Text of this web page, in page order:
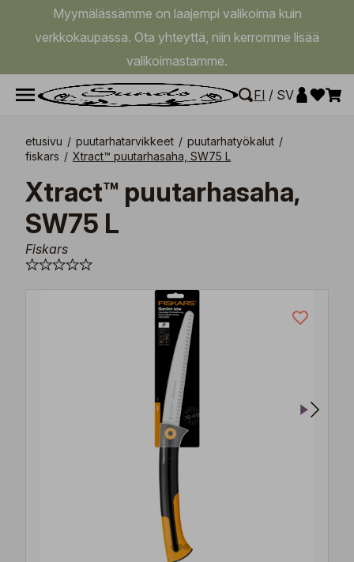
Myymälässämme on laajempi valikoima kuin
verkkokaupassa. Ota yhteyttä, niin kerromme lisää
valikoimastamme.
FI / SV
etusivu / puutarhatarvikkeet / puutarhatyökalut /
fiskars / Xtract™ puutarhasaha, SW75 L
Xtract™ puutarhasaha,
SW75 L
Fiskars